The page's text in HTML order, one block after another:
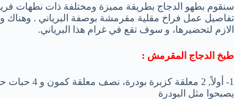
سنقوم بطهو الدجاج بطريقة مميزة ومختلفة ذات نطهات
تفاصيل عمل فراخ مقلية مقرمشة بوصفة البرياني . وهناك
الازم لتحضيرها، و سوف تقع في غرام هذا البرياني.
طبخ الدجاج المقرمش :
يصبحوا مثل البودرة